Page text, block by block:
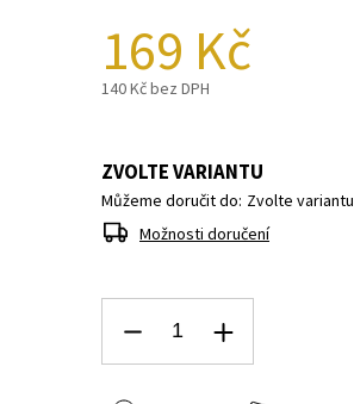
169 Kč
140 Kč bez DPH
ZVOLTE VARIANTU
Můžeme doručit do: Zvolte variantu
Možnosti doručení